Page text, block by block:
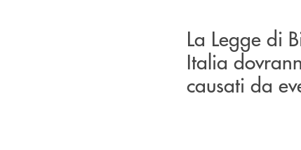
La Legge di
Italia
causati da